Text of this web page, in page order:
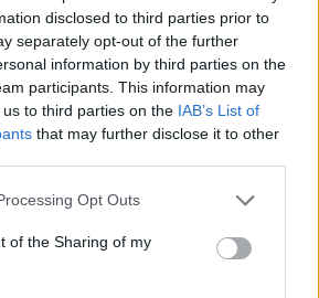
disclosed to third parties prior to
separately opt-out of the further
information by third parties on the
participants. This information may
to third parties on the IAB’s List of
that may further disclose it to other
website/app uses one or more Google
or usage behaviour. You may click to
to Google and its third-party tags to
specified purposes in below Google
Opt Outs
of the Sharing of my
στην υπογραφή συμφωνίας
διασύνδεση Ελλάδας –
ψήφος εμπιστοσύνης» η
Meridiam στην GSI
μένει η Μαρία
- Η επόμενη μέρα για την
τη Δημοκρατία»
Οι πρώτες εικόνες από την
τη νύχτα στα μέτωπα της